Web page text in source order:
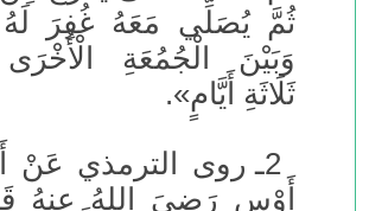
ثُمَّ يُصَلِّي مَعَهُ غُفِرَ لَهُ
وَبَيْنَ الْجُمُعَةِ
ثَلَاثَةِ أَيَّامٍ».
2ـ روى الترمذي
أَوْسٍ رَضِيَ اللهُ عنهُ